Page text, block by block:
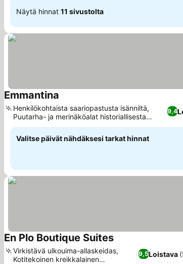
Näytä hinnat 11 sivustolta
Emmantina
9,4
Henkilökohtaista saariopastusta isänniltä,
Puutarha- ja merinäköalat historiallisesta
rakennuksesta
Valitse päivät nähdäksesi tarkat hinnat
En Plo Boutique SuitesKatso hinnat
9,5Loistava
Virkistävä ulkouima-allaskeidas,
Kotitekoinen kreikkalainen